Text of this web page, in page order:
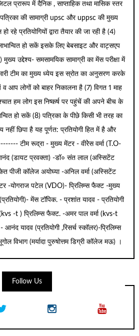
प्रारूप में दैनिक , साप्ताहिक तथा मासिक स्तर
की सामाग्री upsc और uppsc की मुख्य
रहे प्रतियोगियों द्वारा तैयार की जा रही है (4)
हो सकें इसके लिए बेबसाइट और वाट्सएप
उद्देश्य- समसामयिक सामाग्री का मेंस परीक्षा में
टीम का मुख्य ध्येय इस स्रोत का अनुसरण करके
लोगों को बाहर निकालना है (7) विगत 1 माह
हम लोग इस निष्कर्ष पर पहुंचें की अपने बीच के
हो सकें (8) पत्रिका के पीछे किसी भी तरह का
नहीं छिपा है यह पूर्णत: प्रतियोगी हित में है और
टीम रूद्रा - मुख्य मेंटर - वीरेेस वर्मा (T.O-
(डायट प्रवक्ता) -डॉ० संत लाल (अस्सिटेंट
पीजी कॉलेज अयोघ्या -अनिल वर्मा (अस्सिटेंट
-योगराज पटेल (VDO)- प्रिलिम्स फैक्ट -मुख्य
मेंस टॉपिक. - प्रशांत यादव - प्रतियोगी
-t ) प्रिलिम्स फैक्ट. -अमर पाल वर्मा (kvs-t
यादव (प्रतियोगी ,रिसर्च स्कॉलर)-प्रिलिम्स
विभाग (मर्यादा पुरुषोत्तम डिग्री कॉलेज मऊ) ।
Follow Us